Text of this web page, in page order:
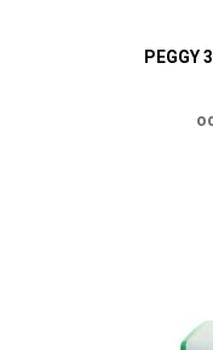
PEGGY